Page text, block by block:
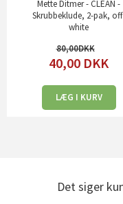
Mette Ditmer - CLEAN -
Skrubbeklude, 2-pak,
white
80,00
40,00 DKK
LÆG I KURV
Det siger